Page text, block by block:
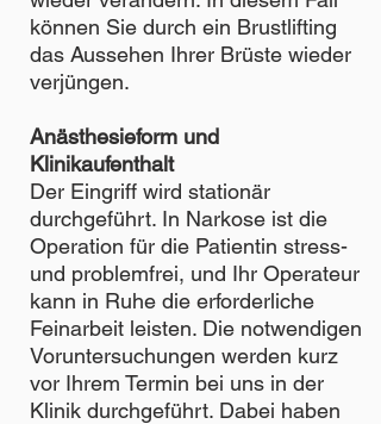
können Sie durch ein Brustlifting
das Aussehen Ihrer Brüste wieder
verjüngen.
Anästhesieform und
Klinikaufenthalt
Der Eingriff wird stationär
durchgeführt. In Narkose ist die
Operation für die Patientin stress-
und problemfrei, und Ihr Operateur
kann in Ruhe die erforderliche
Feinarbeit leisten. Die notwendigen
Voruntersuchungen werden kurz
vor Ihrem Termin bei uns in der
Klinik durchgeführt. Dabei haben